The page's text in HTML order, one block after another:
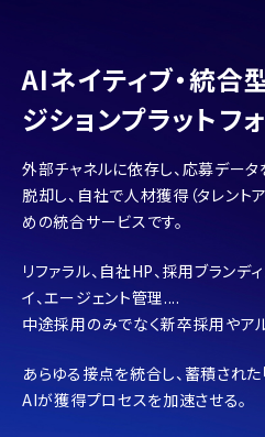
AIネイティブ・統合
ジションプラットフ
外部チャネルに依存し、応募データ
脱却し、 自社で人材獲得（タレント
めの統合サービスです。
リファラル、自社HP、採用ブランデ
イ、エージェント管理....
中途採用のみでなく新卒採用やア
あらゆる接点を統合し、蓄積された
AIが獲得プロセスを加速させる。